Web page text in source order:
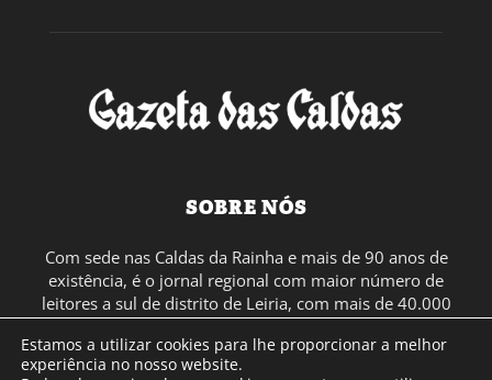
SOBRE NÓS
Com sede nas Caldas da Rainha e mais de 90 anos de
existência, é o jornal regional com maior número de
leitores a sul de distrito de Leiria, com mais de 40.000
leitores por toda a região Oeste. Jornal com distribuição
em Portugal Continental e assinatura online.
Estamos a utilizar cookies para lhe proporcionar a melhor
experiência no nosso website.